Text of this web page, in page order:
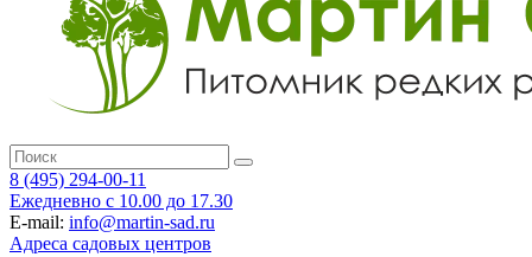
8 (495) 294-00-11
Ежедневно с 10.00 до 17.30
E-mail: info@martin-sad.ru
Адреса садовых центров